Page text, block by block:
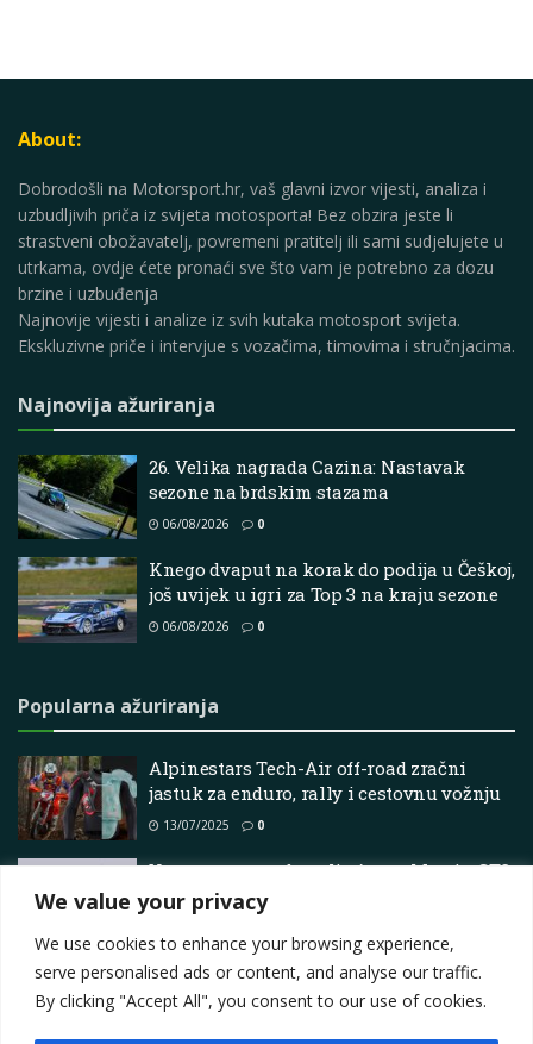
We value your privacy
We use cookies to enhance your browsing experience,
serve personalised ads or content, and analyse our traffic.
By clicking "Accept All", you consent to our use of cookies.
About:
Dobrodošli na Motorsport.hr, vaš glavni izvor vijesti, analiza i
uzbudljivih priča iz svijeta motosporta! Bez obzira jeste li
strastveni obožavatelj, povremeni pratitelj ili sami sudjelujete u
utrkama, ovdje ćete pronaći sve što vam je potrebno za dozu
brzine i uzbuđenja
Najnovije vijesti i analize iz svih kutaka motosport svijeta.
Ekskluzivne priče i intervjue s vozačima, timovima i stručnjacima.
Najnovija ažuriranja
26. Velika nagrada Cazina: Nastavak
sezone na brdskim stazama
06/08/2026 0
Knego dvaput na korak do podija u Češkoj,
još uvijek u igri za Top 3 na kraju sezone
06/08/2026 0
Popularna ažuriranja
Alpinestars Tech-Air off-road zračni
jastuk za enduro, rally i cestovnu vožnju
13/07/2025 0
Verstappen predstavlja Aston Martin GT3
projekt